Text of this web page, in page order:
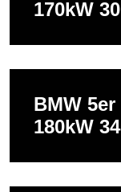
170kW
BMW 5er
180kW